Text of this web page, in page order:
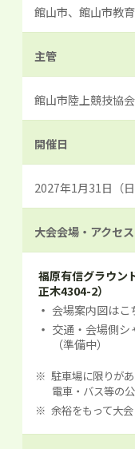
館山市、館山市教
主管
館山市陸上競技協会
開催日
2027年1月31日（
大会会場 ・ アクセス
福原有信グラウン
正木4304-2）
会場案内図はこ
交通・会場側シ
（準備中）
駐車場に限りが
電車・バス等の
余裕をもって大